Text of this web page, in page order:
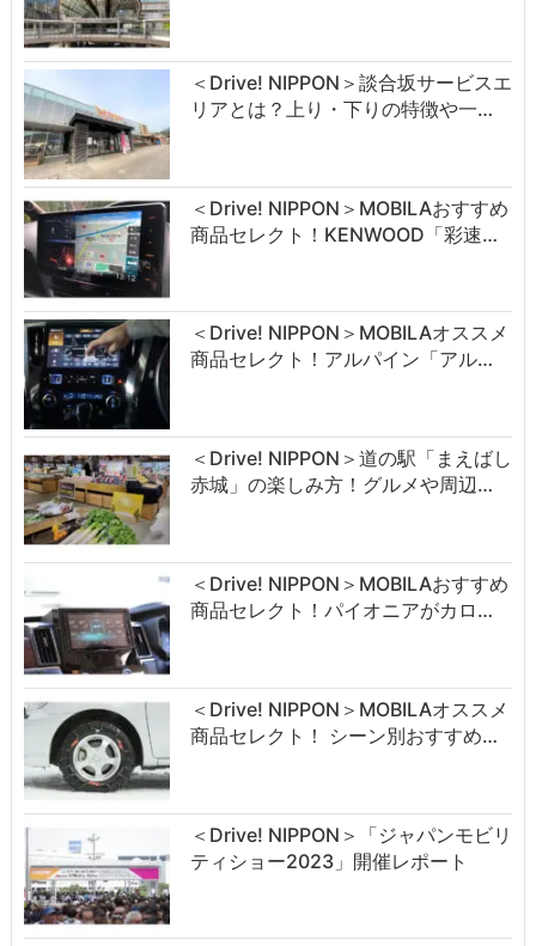
＜Drive! NIPPON＞談合坂サービスエ
リアとは？上り・下りの特徴や一…
＜Drive! NIPPON＞MOBILAおすすめ
商品セレクト！KENWOOD「彩速…
＜Drive! NIPPON＞MOBILAオススメ
商品セレクト！アルパイン「アル…
＜Drive! NIPPON＞道の駅「まえばし
赤城」の楽しみ方！グルメや周辺…
＜Drive! NIPPON＞MOBILAおすすめ
商品セレクト！パイオニアがカロ…
＜Drive! NIPPON＞MOBILAオススメ
商品セレクト！ シーン別おすすめ…
＜Drive! NIPPON＞「ジャパンモビリ
ティショー2023」開催レポート